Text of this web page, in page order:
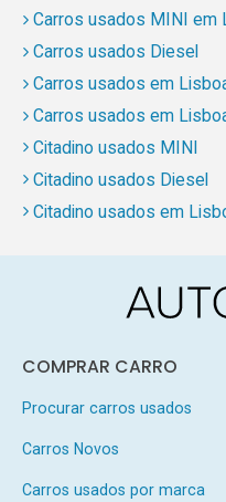
Carros usados MINI em
Carros usados Diesel
Carros usados em
Carros usados em
Citadino usados MINI
Citadino usados Diesel
Citadino usados em
COMPRAR CARRO
Procurar carros usados
Carros Novos
Carros usados por marca